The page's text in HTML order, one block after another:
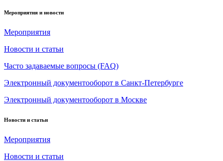
Мероприятия и новости
Мероприятия
Новости и статьи
Часто задаваемые вопросы (FAQ)
Электронный документооборот в Санкт-Петербурге
Электронный документооборот в Москве
Новости и статьи
Мероприятия
Новости и статьи